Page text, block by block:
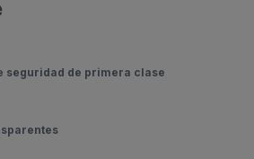
seguridad de primera clase